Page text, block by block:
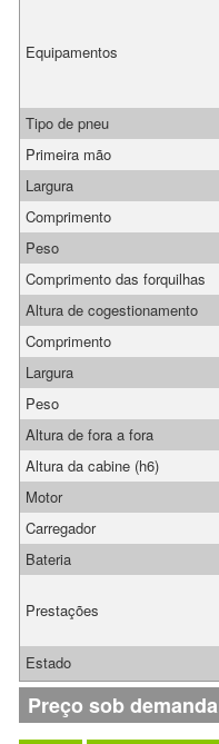
Equipamentos
Tipo de pneu
Primeira mão
Largura
Comprimento
Peso
Comprimento das forquilhas
Altura de cogestionamento
Comprimento
Largura
Peso
Altura de fora a fora
Altura da cabine (h6)
Motor
Carregador
Bateria
Prestações
Estado
Preço sob demanda